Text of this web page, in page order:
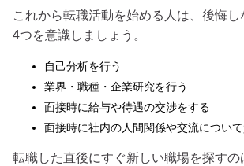
これから転職活動を始める人は、後悔
4つを意識しましょう。
自己分析を行う
業界・職種・企業研究を行う
面接時に給与や待遇の交渉をする
面接時に社内の人間関係や交流につい
転職した直後にすぐ新しい職場を探す